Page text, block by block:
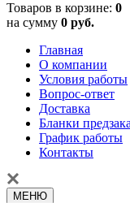
Товаров в корзине: 0
на сумму 0 руб.
Главная
О компании
Условия работы
Вопрос-ответ
Доставка
Бланки
График работы
Контакты
МЕНЮ